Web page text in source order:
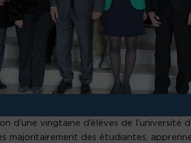
d’une vingtaine d’élèves de l’université
majoritairement des étudiantes,